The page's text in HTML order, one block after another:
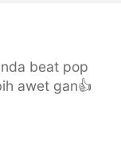
beat pop
awet gan👍